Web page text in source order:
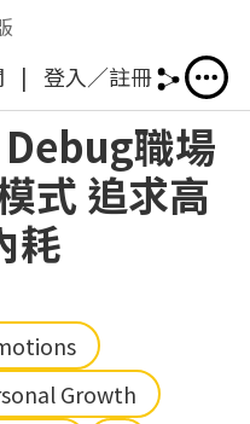
| 登入／註冊
Debug職場
式 追求高
耗
Growth